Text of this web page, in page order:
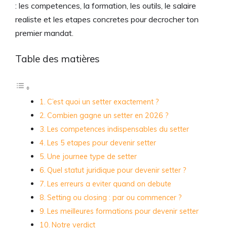
: les competences, la formation, les outils, le salaire
realiste et les etapes concretes pour decrocher ton
premier mandat.
Table des matières
C’est quoi un setter exactement ?
Combien gagne un setter en 2026 ?
Les competences indispensables du setter
Les 5 etapes pour devenir setter
Une journee type de setter
Quel statut juridique pour devenir setter ?
Les erreurs a eviter quand on debute
Setting ou closing : par ou commencer ?
Les meilleures formations pour devenir setter
Notre verdict